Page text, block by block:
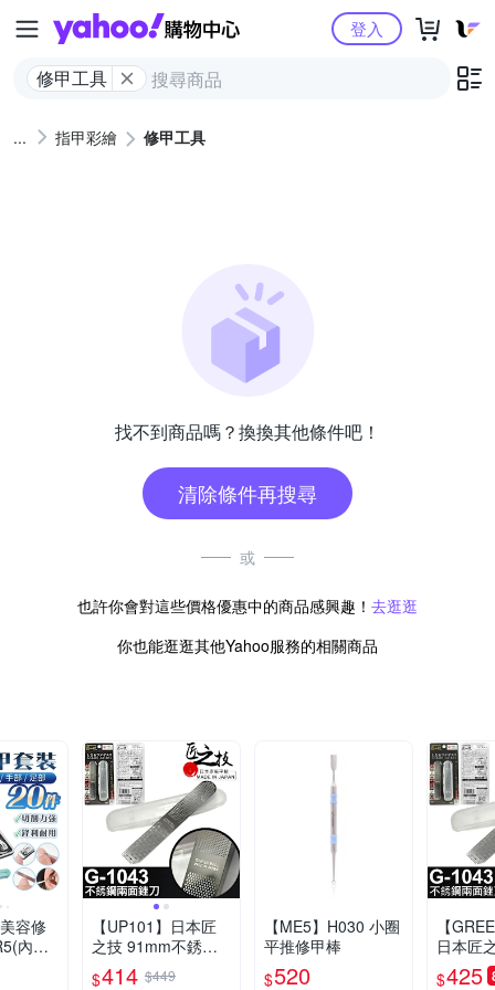
Yahoo購物中心
修甲工具
登入
指甲彩繪 修甲工具
找不到商品嗎？換換其他條件吧！
清除條件再搜尋
或
也許你會對這些價格優惠中的商品感興趣！ 去逛逛
你也能逛逛其他Yahoo服務的相關商品
容修
內含
【UP101】日本匠
之技 91mm不銹鋼
兩面銼刀(指甲銼刀
$414 $449
【ME5】H030 小圈
平推修甲棒
$520
【
日本匠
不銹鋼
$425